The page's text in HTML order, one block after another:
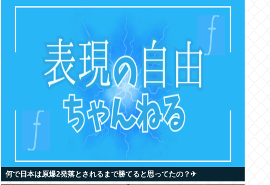
何で日本は原爆2発落とされるまで勝てると思ってたの？‎✈